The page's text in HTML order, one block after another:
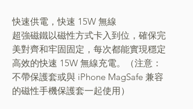
快速供電，快速 15W 無線
超強磁鐵以磁性方式卡入到位，確保完
美對齊和牢固固定，每次都能實現穩定
高效的快速 15W 無線充電。（注意：
不帶保護套或與 iPhone MagSafe 兼容
的磁性手機保護套一起使用）